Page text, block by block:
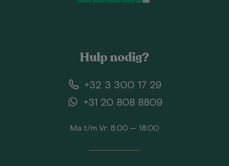
Hulp nodig?
+32 3 300 17 29
+31 20 808 8809
Ma t/m Vr: 8:00 — 18:00